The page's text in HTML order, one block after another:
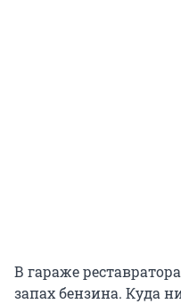
В гараже
запах бензина. Куда